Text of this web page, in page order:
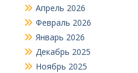
Апрель 2026
Февраль 2026
Январь 2026
Декабрь 2025
Ноябрь 2025